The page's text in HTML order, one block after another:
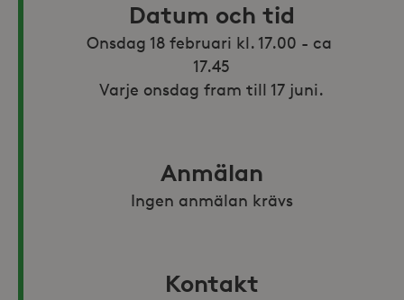
Datum och tid
Onsdag 18 februari kl. 17.00 - ca
17.45
Varje onsdag fram till 17 juni.
Anmälan
Ingen anmälan krävs
Kontakt